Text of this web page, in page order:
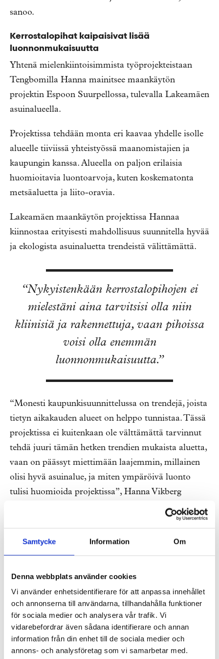
Samtycke Information Om
Denna webbplats använder cookies
Vi använder enhetsidentifierare för att anpassa innehållet
och annonserna till användarna, tillhandahålla funktioner
för sociala medier och analysera vår trafik. Vi
vidarebefordrar även sådana identifierare och annan
information från din enhet till de sociala medier och
annons- och analysföretag som vi samarbetar med.
sanoo.
Kerrostalopihat kaipaisivat lisää
luonnonmukaisuutta
Yhtenä mielenkiintoisimmista työprojekteistaan
Tengbomilla Hanna mainitsee maankäytön
projektin Espoon Suurpellossa, tulevalla Lakeamäen
asuinalueella.
Projektissa tehdään monta eri kaavaa yhdelle isolle
alueelle tiiviissä yhteistyössä maanomistajien ja
kaupungin kanssa. Alueella on paljon erilaisia
huomioitavia luontoarvoja, kuten koskematonta
metsäaluetta ja liito-oravia.
Lakeamäen maankäytön projektissa Hannaa
kiinnostaa erityisesti mahdollisuus suunnitella hyvää
ja ekologista asuinaluetta trendeistä välittämättä.
“Nykyistenkään kerrostalopihojen ei
mielestäni aina tarvitsisi olla niin
kliinisiä ja rakennettuja, vaan pihoissa
voisi olla enemmän
luonnonmukaisuutta.”
“Monesti kaupunkisuunnittelussa on trendejä, joista
tietyn aikakauden alueet on helppo tunnistaa. Tässä
projektissa ei kuitenkaan ole välttämättä tarvinnut
tehdä juuri tämän hetken trendien mukaista aluetta,
vaan on päässyt miettimään laajemmin, millainen
olisi hyvä asuinalue, ja miten ympäröivä luonto
tulisi huomioida projektissa”, Hanna Vikberg
“Nykyään esimerkiksi tehdään paljon
umpikortteleita, joiden alla on parkkikansi.
esimerkiksi päivänvalon kannalta umpikorttelit
voivat olla hankalia. Lisäksi parkkikansille ei voi
imeyttää eikä viivyttää hulevesiä, eikä niiden päälle
voi oikein istuttaa puita”, hän sanoo.
Kerrostalopihat voisivat 60-luvun lähiössä